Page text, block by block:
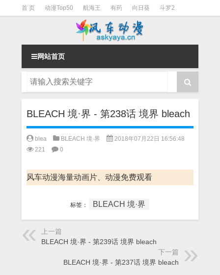
首 页 动漫Top50 航海王 有药 向日葵 斗罗2
一拳超人 柯南 阴阳师
网站首页
BLEACH 境·界 - 第238话 境界 bleach
blea BLEACH 境·界
2018年07月22日 16:56:48
221
0
风车动漫海量动画片、动漫免费观看
标签： BLEACH 境·界
上一篇
BLEACH 境·界 - 第239话 境界 bleach
下一篇
BLEACH 境·界 - 第237话 境界 bleach